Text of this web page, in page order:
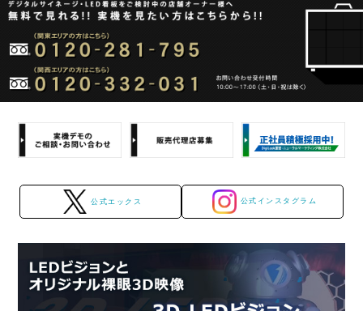
公式エックス 公式インスタグラム